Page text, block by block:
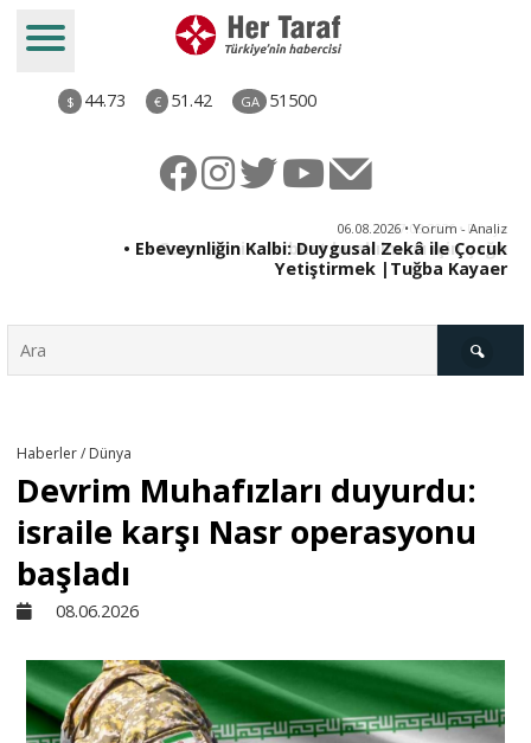
$ 44.73 € 51.42 GA 51500
06.08.2026 • Yorum - Analiz
• Ebeveynliğin Kalbi: Duygusal Zekâ ile Çocuk
Yetiştirmek |Tuğba Kayaer
Kültür - Sanat
Haberler / Dünya
Devrim Muhafızları duyurdu:
israile karşı Nasr operasyonu
başladı
08.06.2026